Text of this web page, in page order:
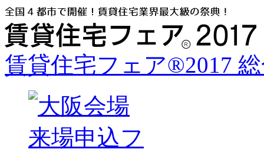
賃貸住宅フェア®2017 総